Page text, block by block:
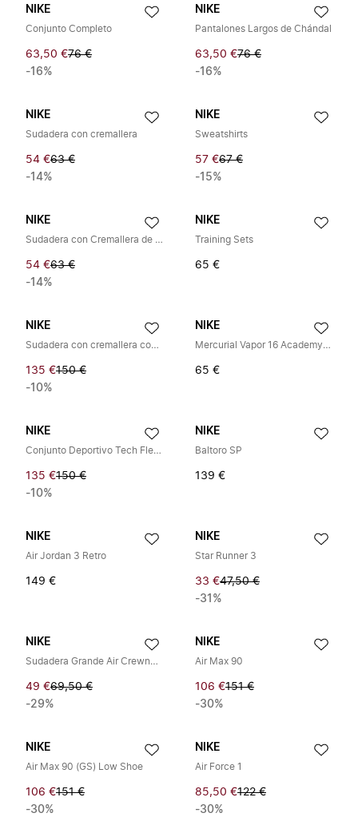
NIKE
Conjunto Completo
63,50 €76 €
-16%
NIKE
Pantalones Largos de Chándal
63,50 €76 €
-16%
NIKE
Sudadera con cremallera
54 €63 €
-14%
NIKE
Sweatshirts
57 €67 €
-15%
NIKE
Sudadera con Cremallera de Manga Larga
54 €63 €
-14%
NIKE
Training Sets
65 €
NIKE
Sudadera con cremallera completa Tech Fleece
135 €150 €
-10%
NIKE
Mercurial Vapor 16 Academy FG/MG
65 €
NIKE
Conjunto Deportivo Tech Fleece
135 €150 €
-10%
NIKE
Baltoro SP
139 €
NIKE
Air Jordan 3 Retro
149 €
NIKE
Star Runner 3
33 €47,50 €
-31%
NIKE
Sudadera Grande Air Crewneck
49 €69,50 €
-29%
NIKE
Air Max 90
106 €151 €
-30%
NIKE
Air Max 90 (GS) Low Shoe
106 €151 €
-30%
NIKE
Air Force 1
85,50 €122 €
-30%